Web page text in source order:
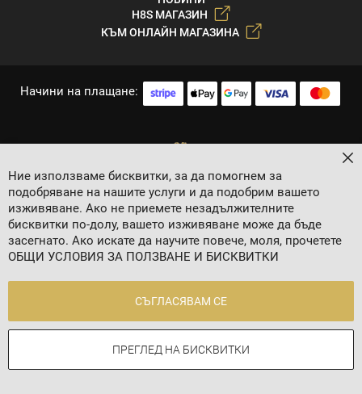
H8S МАГАЗИН
КЪМ ОНЛАЙН МАГАЗИНА
Начини на плащане:
2024 © 8 AGENCY
Контакти
Онлайн магазин от
Ние използваме бисквитки, за да помогнем за
подобряване на нашите услуги и да подобрим вашето
изживяване. Ако не приемете незадължителните
бисквитки по-долу, вашето изживяване може да бъде
засегнато. Ако искате да научите повече, моля, прочетете
ОБЩИ УСЛОВИЯ ЗА ПОЛЗВАНЕ И БИСКВИТКИ
СЪГЛАСЯВАМ СЕ
ПРЕГЛЕД НА БИСКВИТКИ